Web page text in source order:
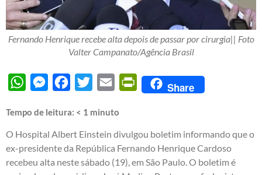
Fernando Henrique recebe alta depois de passar por cirurgia|| Foto
Valter Campanato/Agência Brasil
WhatsAppMessengerFacebook
Twitter Email PrintFriendly
Share
Tempo de leitura: < 1 minuto
O Hospital Albert Einstein divulgou boletim informando que o
ex-presidente da República Fernando Henrique Cardoso
recebeu alta neste sábado (19), em São Paulo. O boletim é